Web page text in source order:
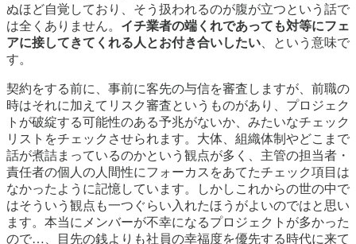
ぬほど自覚しており、そう扱われるのが腹が立つという話で
は全くありません。 イチ業者の端くれであっても対等にフェ
アに接してきてくれる人とお付き合いしたい 、という意味で
す。
契約をする前に、事前に客先の与信を審査しますが、前職の
時はそれに加えてリスク審査というものがあり、プロジェク
トが破綻する可能性のある予兆がないか、みたいなチェック
リストをチェックさせられます。大体、組織体制やどこまで
話が煮詰まっているのかという観点が多く、主管の担当者・
責任者の個人の人間性にフォーカスをあてたチェック項目は
なかったように記憶しています。しかしこれからの世の中で
はそういう観点も一つぐらい入れたほうがよいのではと思い
ます。本当にメンバーが不幸になるプロジェクトが多かった
ので…、目先の銭よりも社員の幸福度を優先する時代に来て